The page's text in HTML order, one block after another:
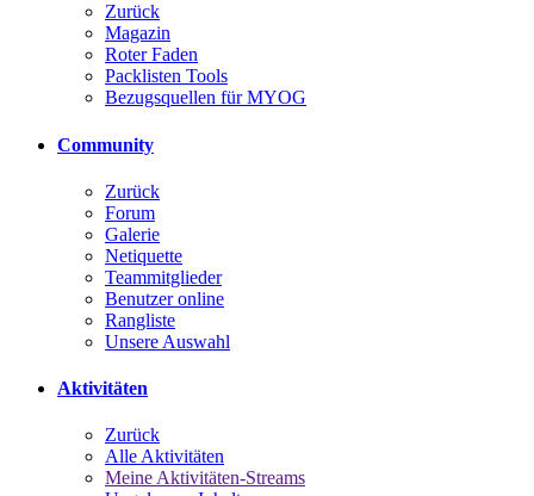
Zurück
Magazin
Roter Faden
Packlisten Tools
Bezugsquellen für MYOG
Community
Zurück
Forum
Galerie
Netiquette
Teammitglieder
Benutzer online
Rangliste
Unsere Auswahl
Aktivitäten
Zurück
Alle Aktivitäten
Meine Aktivitäten-Streams